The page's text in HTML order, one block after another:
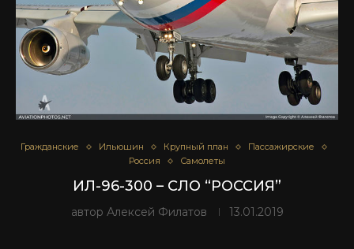
Гражданские Ильюшин Крупный план
Пассажирские
Россия
Самолеты
ИЛ-96-300 – СЛО “РОССИЯ”
автор Алексей Филатов 13.01.2019